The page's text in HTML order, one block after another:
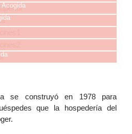
Acogida
se construyó en 1978 para
que la hospedería del